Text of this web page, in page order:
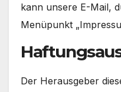
kann unsere E-Mail,
Menüpunkt
Der Herausgeber